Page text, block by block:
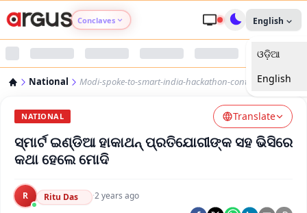
Conclaves
Argus Health Connect
Argus Swaad Odisha
English
ଓଡ଼ିଆ
English
National Modi-spoke-to-smart-india-hackathon-contestants-at-vc
NATIONAL Translate
ସ୍ମାର୍ଟ ଇଣ୍ଡିଆ ହାକାଥନ୍ ପ୍ରତିଯୋଗୀଙ୍କ ସହ ଭିସିରେ
କଥା ହେଲେ ମୋଦି
R Ritu Das ·2 years ago